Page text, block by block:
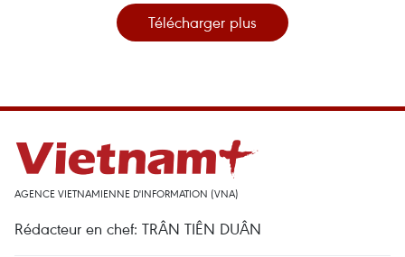
Télécharger plus
AGENCE VIETNAMIENNE D'INFORMATION (VNA)
Rédacteur en chef: TRÂN TIÊN DUÂN